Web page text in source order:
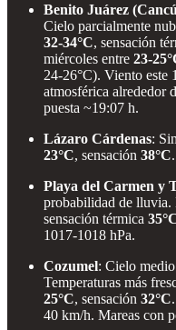
Benito Juárez
Cielo parcialmente
32-34°C, sensación
miércoles entre 23-
24-26°C). Viento este
atmosférica alrededor
puesta ~19:07 h.
Lázaro Cárdenas:
23°C, sensación 38°C
Playa del Carmen y
probabilidad de lluvia.
sensación térmica
1017-1018 hPa.
Cozumel: Cielo
Temperaturas más
25°C, sensación 32°C
40 km/h. Mareas con